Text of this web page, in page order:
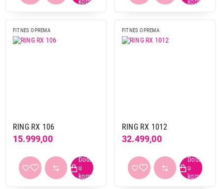
FITNES OPREMA
RING RX 106
15.999,00
FITNES OPREMA
RING RX 1012
32.499,00